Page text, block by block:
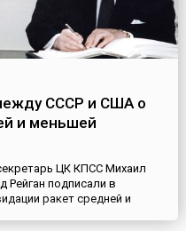
СССР и США о
и меньшей
ЦК КПСС Михаил
Рейган подписали в
ракет средней и